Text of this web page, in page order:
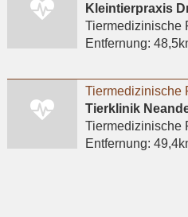
Kleintierpraxis
Tiermedizinische
Entfernung:
Tierklinik
Tiermedizinische
Entfernung: